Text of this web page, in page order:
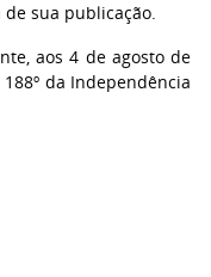
sua publicação.
aos 4 de agosto de
da Independência